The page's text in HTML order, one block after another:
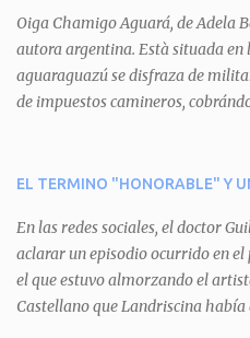
a
r
i
o
Oiga Chamigo Aguará, de Adela
autora argentina. Està situada
aguaraguazú se disfraza de
de impuestos camineros,
aguará le provoca. De igual
del aguará y pasa sin pagar. Por
expuesta la mentira del aguará y
personajes a unirse para
quitarle el disfraz de militar, y el
EL TERMINO "HONORABLE" Y
En las redes sociales, el doctor
aclarar un episodio ocurrido en
el que estuvo almorzando el
Castellano que Landriscina